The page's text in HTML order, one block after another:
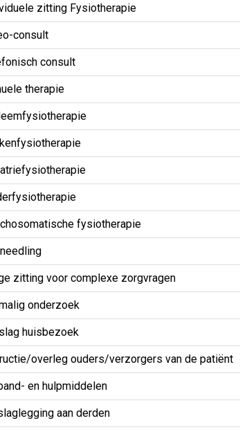
zitting Fysiotherapie
consult
consult
therapie
fysiotherapie
zitting voor complexe zorgvragen
onderzoek
huisbezoek
overleg ouders/verzorgers van de patiënt
en hulpmiddelen
aan derden